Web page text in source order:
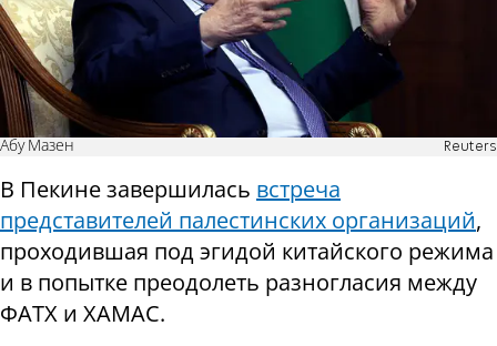
Абу Мазен Reuters
В Пекине завершилась встреча
представителей палестинских организаций,
проходившая под эгидой китайского режима
и в попытке преодолеть разногласия между
ФАТХ и ХАМАС.